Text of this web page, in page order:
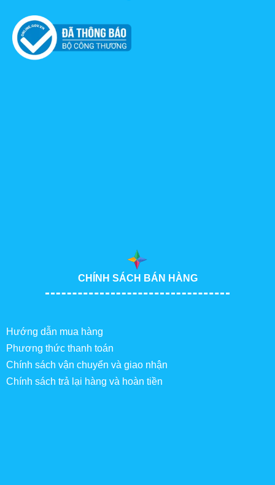
CHÍNH SÁCH BÁN HÀNG
Hướng dẫn mua hàng
Phương thức thanh toán
Chính sách vận chuyển và giao nhận
Chính sách trả lại hàng và hoàn tiền